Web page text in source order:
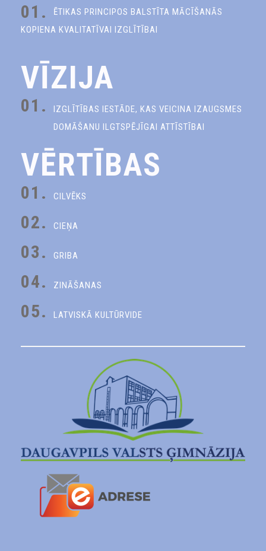
01.
ĒTIKAS PRINCIPOS BALSTĪTA MĀCĪŠANĀS
KOPIENA KVALITATĪVAI IZGLĪTĪBAI
VĪZIJA
01.
IZGLĪTĪBAS IESTĀDE, KAS VEICINA IZAUGSMES
DOMĀŠANU ILGTSPĒJĪGAI ATTĪSTĪBAI
VĒRTĪBAS
01. CILVĒKS
02. CIEŅA
03. GRIBA
04. ZINĀŠANAS
05. LATVISKĀ KULTŪRVIDE